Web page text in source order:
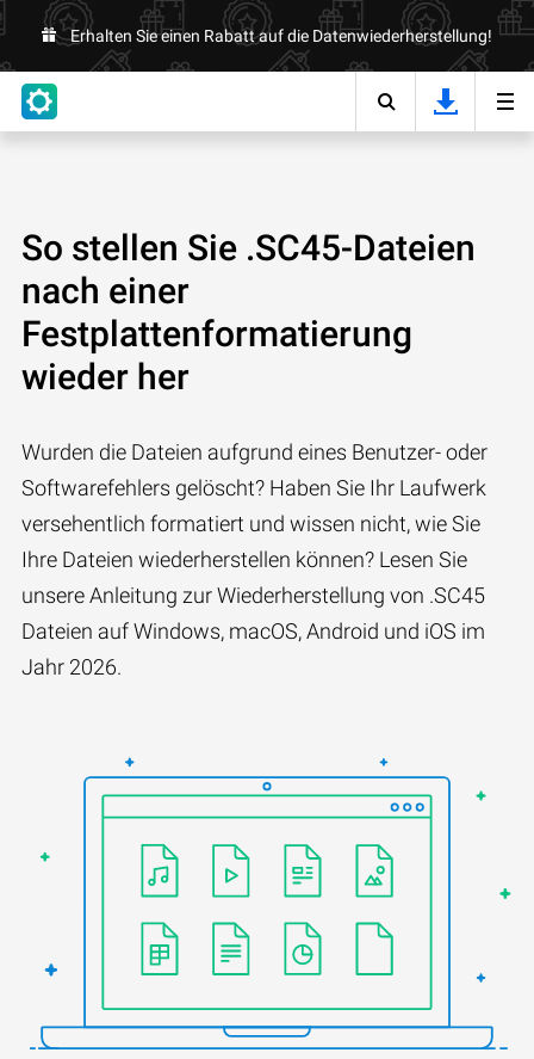
Erhalten Sie einen Rabatt auf die Datenwiederherstellung!
So stellen Sie .SC45-Dateien
nach einer
Festplattenformatierung
wieder her
Wurden die Dateien aufgrund eines Benutzer- oder
Softwarefehlers gelöscht? Haben Sie Ihr Laufwerk
versehentlich formatiert und wissen nicht, wie Sie
Ihre Dateien wiederherstellen können? Lesen Sie
unsere Anleitung zur Wiederherstellung von .SC45
Dateien auf Windows, macOS, Android und iOS im
Jahr 2026.